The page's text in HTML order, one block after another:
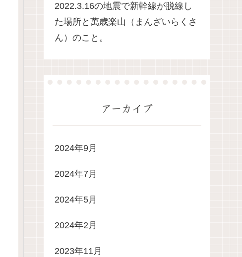
2022.3.16の地震で新幹線が脱線し
た場所と萬歳楽山（まんざいらくさ
ん）のこと。
アーカイブ
2024年9月
2024年7月
2024年5月
2024年2月
2023年11月